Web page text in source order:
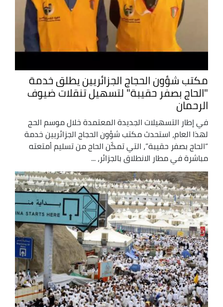
مكتب شؤون الحجاج الجزائريين يطلق خدمة
"الحاج بصفر حقيبة" لتسهيل تنقلات ضيوف
الرحمان
في إطار التسهيلات الجديدة المعتمدة خلال موسم الحج
لهذا العام، استحدث مكتب شؤون الحجاج الجزائريين خدمة
“الحاج بصفر حقيبة”، التي تمكّن الحاج من تسليم أمتعته
مباشرة في مطار الانطلاق بالجزائر، ...